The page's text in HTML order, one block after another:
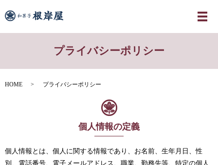
メ
プライバシーポリシー
HOME プライバシーポリシー
個人情報の定義
個人情報とは、個人に関する情報であり、お名前、生年月日、性
別、電話番号、電子メールアドレス、職業、勤務先等、特定の個人